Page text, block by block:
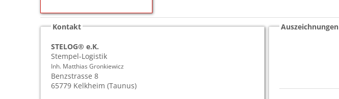
Kontakt
STELOG® e.K.
Stempel-Logistik
Inh. Matthias Gronkiewicz
Benzstrasse 8
65779 Kelkheim (Taunus)
Auszeichnungen